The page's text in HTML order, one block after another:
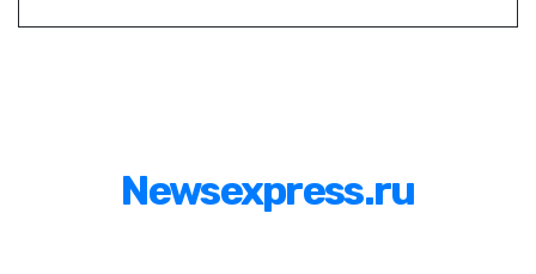
Newsexpress.ru